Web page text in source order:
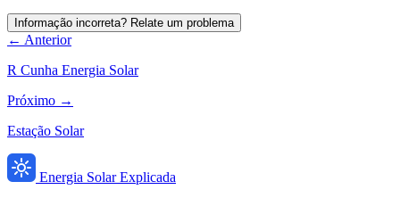
Informação incorreta? Relate um problema
← Anterior
R Cunha Energia Solar
Próximo →
Estação Solar
Energia Solar Explicada